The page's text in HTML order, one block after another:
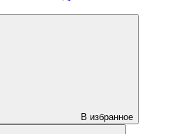
В избранное